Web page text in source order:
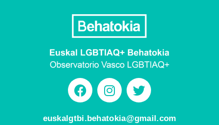
euskalgtbi.behatokia@gmail.com